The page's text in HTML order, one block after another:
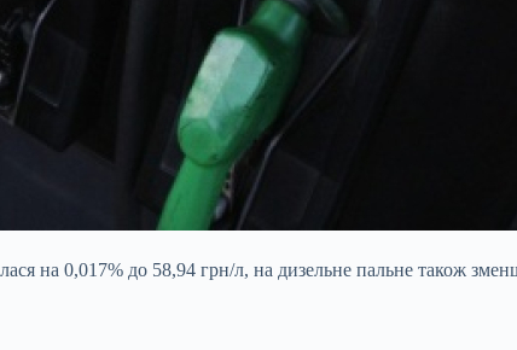
на 0,017% до 58,94 грн/л, на дизельне пальне також